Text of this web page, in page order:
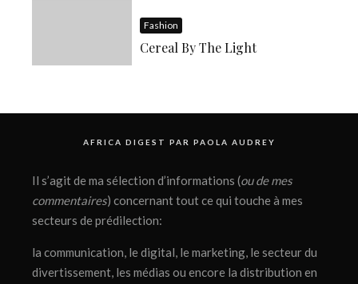
Fashion
Cereal By The Light
AFRICA DIGEST PAR PAOLA AUDREY
Il s’agit de ma sélection d’informations (ou de mes
commentaires) concernant tout ce qui touche à mes
secteurs de prédilection:
la communication, le digital, le marketing, le secteur du
divertissement, les médias ou encore la distribution en